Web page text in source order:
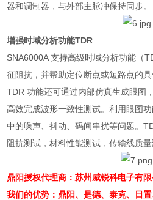
器和调制器，与外部主脉冲保持同步。
增强时域分析功能TDR
SNA6000A支持高级时域分析功能（
征阻抗，并帮助定位断点或短路点的具
TDR功能还可通过内部仿真生成眼图
高效完成波形一致性测试。利用眼图
中的噪声、抖动、码间串扰等问题。
阻抗测试，材料性能测试，传输线质量
鼎阳授权代理商：苏州威锐科电子有限
我们的优势：鼎阳、是德、泰克、日